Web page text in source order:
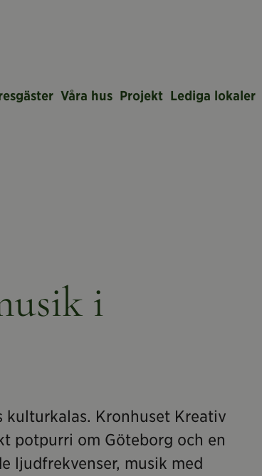
Våra hus Projekt Lediga lokaler
i
Kronhuset Kreativ
potpurri om Göteborg och en
ljudfrekvenser, musik med